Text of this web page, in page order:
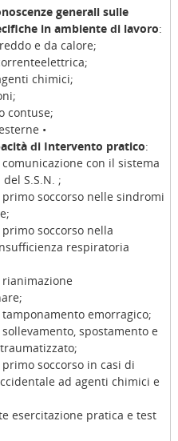
generali sulle
in ambiente di lavoro:
e da calore;
chimici;
contuse;
•
di Intervento pratico:
con il sistema
S.S.N. ;
soccorso nelle sindromi
soccorso nella
respiratoria
emorragico;
spostamento e
soccorso in casi di
ad agenti chimici e
esercitazione pratica e test